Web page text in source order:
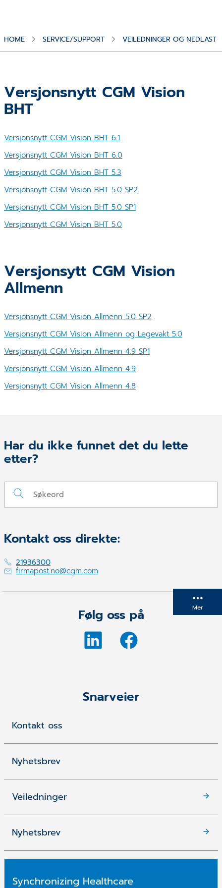
Mer
HOME SERVICE/SUPPORT VEILEDNINGER OG
Versjonsnytt CGM Vision
BHT
Versjonsnytt CGM Vision BHT 6.1
Versjonsnytt CGM Vision BHT 6.0
Versjonsnytt CGM Vision BHT 5.3
Versjonsnytt CGM Vision BHT 5.0 SP2
Versjonsnytt CGM Vision BHT 5.0 SP1
Versjonsnytt CGM Vision BHT 5.0
Versjonsytt CGM Vision
Allmenn
Versjonsnytt CGM Vision Allmenn 5.0 SP2
Versjonsnytt CGM Vision Allmenn og Legevakt 5.0
Versjonsnytt CGM Vision Allmenn 4.9 SP1
Versjonsnytt CGM Vision Allmenn 4.9
Versjonsnytt CGM Vision Allmenn 4.8
Har du ikke funnet det du lette
etter?
Kontakt oss direkte:
21936300
firmapost.no@cgm.com
Følg oss på
Snarveier
Kontakt oss
Nyhetsbrev
Veiledninger
Nyhetsbrev
Synchronizing Healthcare